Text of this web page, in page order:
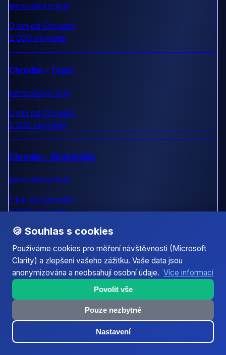
pardubicky-kraj
0 km od Chrudim
2 000 obyvatel
Chrudim - Topol
pardubicky-kraj
0 km od Chrudim
2 500 obyvatel
Chrudim - Širokáříčka
pardubicky-kraj
1 km od Chrudim
3 000 obyvatel
Chrudim - Medlešice
pardubicky-kraj
1 500 obyvatel
🍪 Souhlas s cookies
Používáme cookies pro měření návštěvnosti (Microsoft
Clarity) a zlepšení vašeho zážitku. Vaše data jsou
anonymizována a neobsahují osobní údaje. Více informací
Povolit vše
Pouze nezbytné
Nastavení